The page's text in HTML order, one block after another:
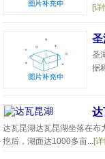
[详
圣
圣
据
达
达瓦昆湖达瓦昆湖坐落在布
挖后，湖面达1000多亩...[